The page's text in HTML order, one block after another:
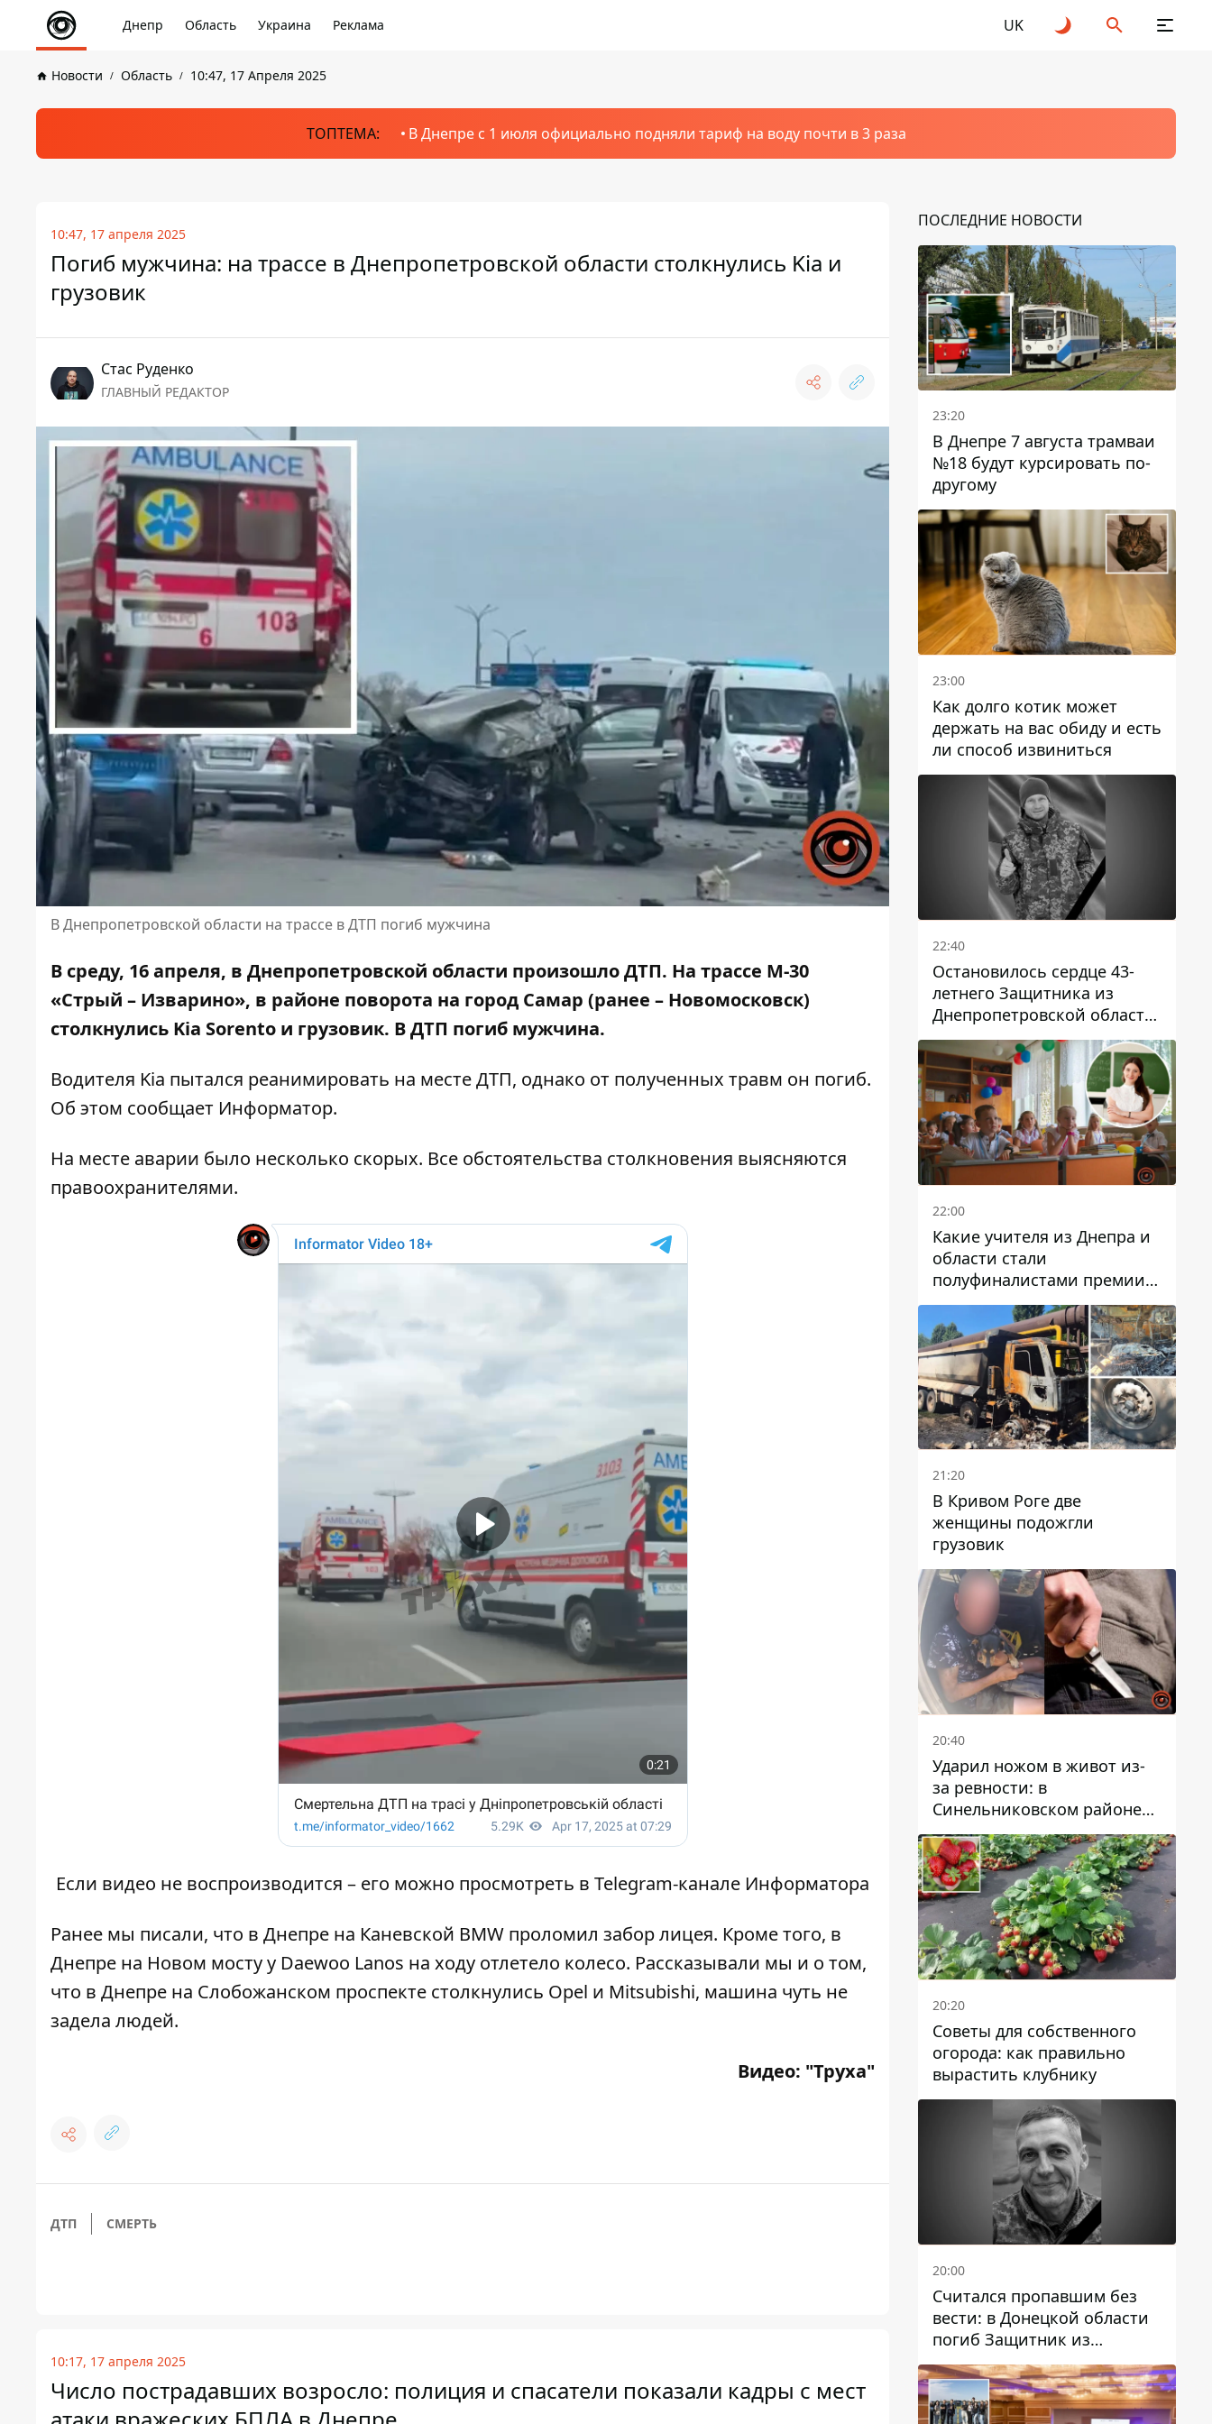
Днепр Область Украина Реклама UK
Новости Область 10:47, 17 Апреля 2025
ТОПТЕМА: В Днепре с 1 июля официально подняли тариф на воду почти в 3 раза
10:47, 17 апреля 2025
Погиб мужчина: на трассе в Днепропетровской области столкнулись Kia и
грузовик
Стаc Руденко
ГЛАВНЫЙ РЕДАКТОР
В Днепропетровской области на трассе в ДТП погиб мужчина
В среду, 16 апреля, в Днепропетровской области произошло ДТП. На трассе М-30
«Стрый – Изварино», в районе поворота на город Самар (ранее – Новомосковск)
столкнулись Kia Sorento и грузовик. В ДТП погиб мужчина.
Водителя Kia пытался реанимировать на месте ДТП, однако от полученных травм он погиб.
Об этом сообщает Информатор.
На месте аварии было несколько скорых. Все обстоятельства столкновения выясняются
правоохранителями.
Если видео не воспроизводится – его можно просмотреть в Telegram-канале Информатора
Ранее мы писали, что в Днепре на Каневской BMW проломил забор лицея. Кроме того, в
Днепре на Новом мостуу Daewoo Lanos на ходу отлетело колесо. Рассказывали мы и о том,
что в Днепре на Слобожанском проспекте столкнулись Opel и Mitsubishi, машина чуть не
задела людей.
Видео: "Труха"
ДТП СМЕРТЬ
10:17, 17 апреля 2025
Число пострадавших возросло: полиция и спасатели показали кадры с мест
ПОСЛЕДНИЕ НОВОСТИ
23:20
В Днепре 7 августа трамваи
№18 будут курсировать по-
другому
23:00
Как долго котик может
держать на вас обиду и есть
ли способ извиниться
22:40
Остановилось сердце 43-
летнего Защитника из
Днепропетровской области
Евгения Зинченко
22:00
Какие учителя из Днепра и
области стали
полуфиналистами премии
Global Teacher Prize Ukraine
2026
21:20
В Кривом Роге две
женщины подожгли
грузовик
20:40
Ударил ножом в живот из-
за ревности: в
Синельниковском районе
задержали 49-летнего
мужчину за убийство
20:20
Советы для собственного
огорода: как правильно
вырастить клубнику
20:00
Считался пропавшим без
вести: в Донецкой области
погиб Защитник из
Каменского Антон
Красовский